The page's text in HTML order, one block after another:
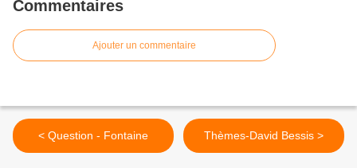
Commentaires
Ajouter un commentaire
< Question - Fontaine Thèmes-David Bessis >